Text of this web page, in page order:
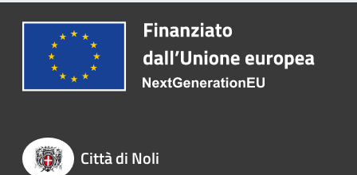
Città di Noli